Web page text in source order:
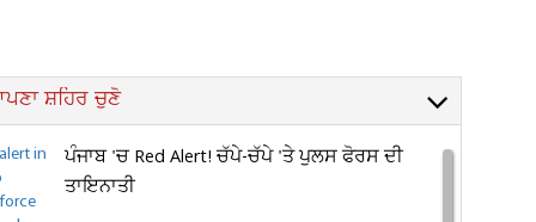
ਸ਼ਹਿਰ ਚੁਣੋ
ਪੰਜਾਬ 'ਚ Red Alert! ਚੱਪੇ-ਚੱਪੇ 'ਤੇ ਪੁਲਸ ਫੋਰਸ ਦੀ
ਤਾਇਨਾਤੀ